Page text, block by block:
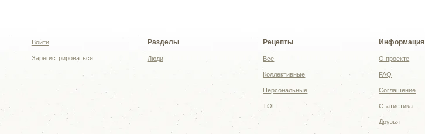
Войти
Зарегистрироваться
Разделы
Люди
Рецепты
Все
Коллективные
Персональные
ТОП
Информация
О проекте
FAQ
Соглашение
Статистика
Друзья